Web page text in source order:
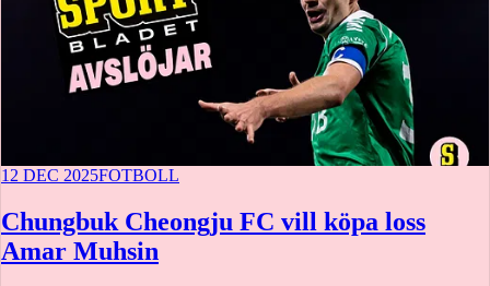
12 DEC 2025FOTBOLL
Chungbuk Cheongju FC vill köpa loss
Amar Muhsin